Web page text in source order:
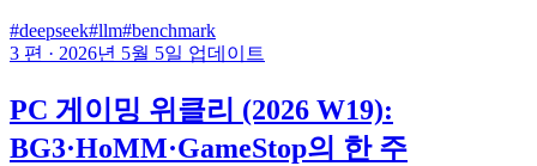
#deepseek#llm#benchmark
3 편 · 2026년 5월 5일 업데이트
PC 게이밍 위클리 (2026 W19):
BG3·HoMM·GameStop의 한 주